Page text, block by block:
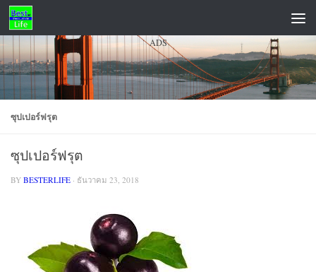
Skip to content
ADS
ซุปเปอร์ฟรุต
ซุปเปอร์ฟรุต
BY BESTERLIFE · ธันวาคม 23, 2018